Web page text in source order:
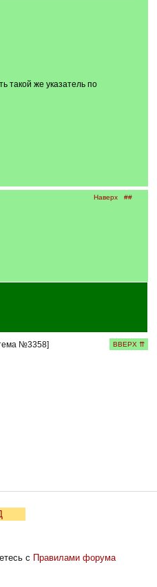
такой же указатель по
Наверх ##
№3358] ВВЕРХ ⇈
с Правилами форума